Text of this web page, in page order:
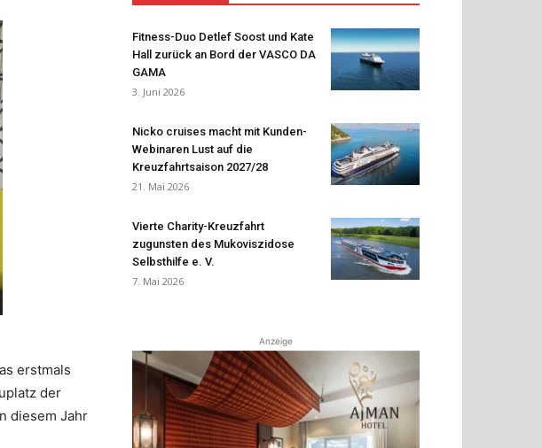
erstmals
der
diesem Jahr
Fitness-Duo Detlef Soost und Kate
Hall zurück an Bord der VASCO DA
GAMA
3. Juni 2026
Nicko cruises macht mit Kunden-
Webinaren Lust auf die
Kreuzfahrtsaison 2027/28
21. Mai 2026
Vierte Charity-Kreuzfahrt
zugunsten des Mukoviszidose
Selbsthilfe e. V.
7. Mai 2026
Anzeige